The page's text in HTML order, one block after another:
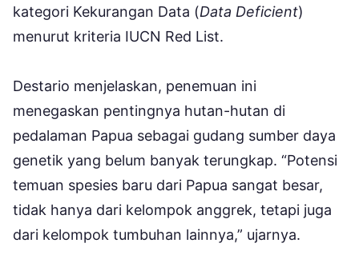
kategori Kekurangan Data (Data Deficient)
menurut kriteria IUCN Red List.
Destario menjelaskan, penemuan ini
menegaskan pentingnya hutan-hutan di
pedalaman Papua sebagai gudang sumber daya
genetik yang belum banyak terungkap. “Potensi
temuan spesies baru dari Papua sangat besar,
tidak hanya dari kelompok anggrek, tetapi juga
dari kelompok tumbuhan lainnya,” ujarnya.